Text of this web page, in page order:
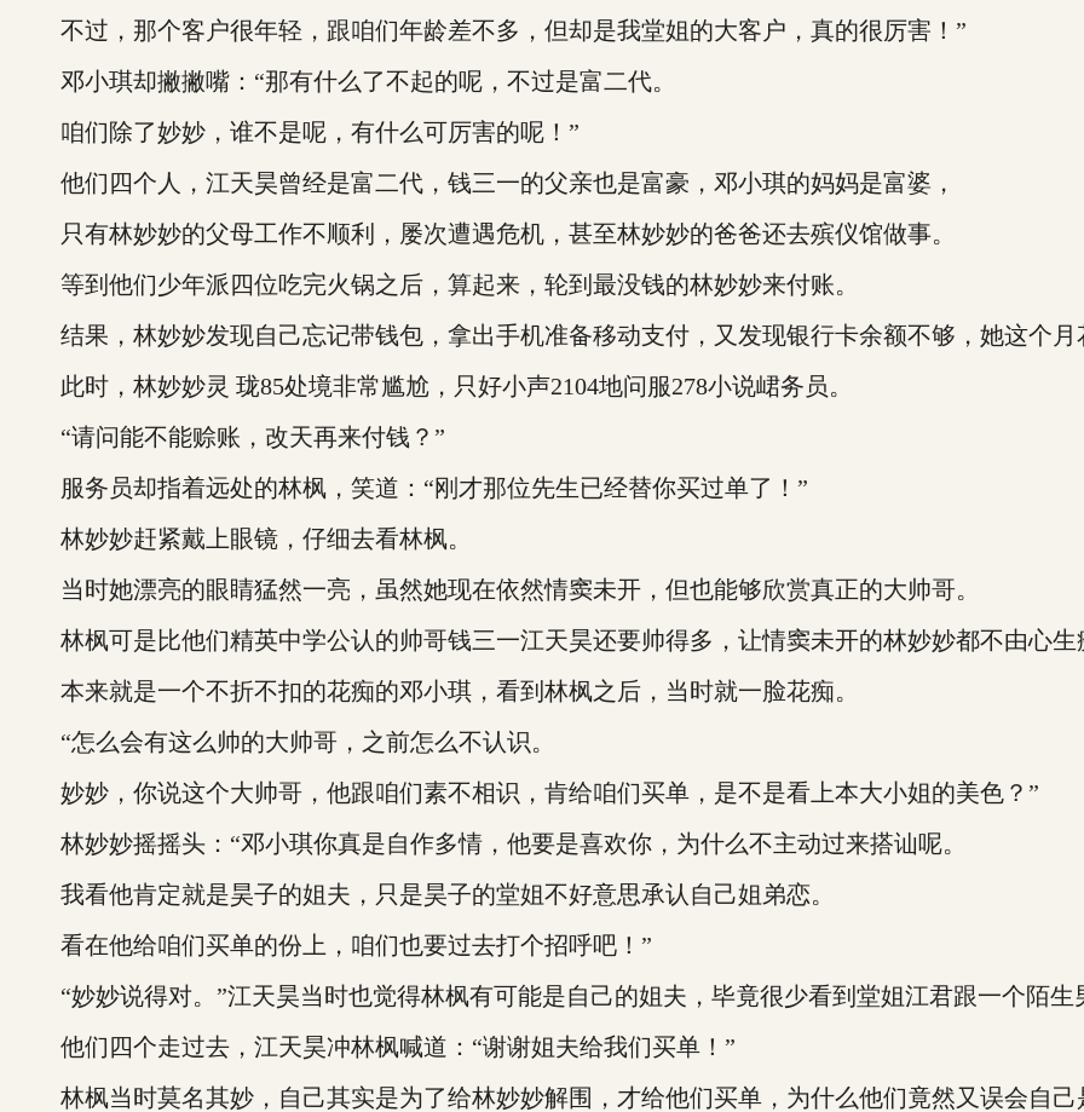
不过，那个客户很年轻，跟咱们年龄差不多，但却是我堂姐的大客户，真的很厉害！”
邓小琪却撇撇嘴：“那有什么了不起的呢，不过是富二代。
咱们除了妙妙，谁不是呢，有什么可厉害的呢！”
他们四个人，江天昊曾经是富二代，钱三一的父亲也是富豪，邓小琪的妈妈是富婆，
只有林妙妙的父母工作不顺利，屡次遭遇危机，甚至林妙妙的爸爸还去殡仪馆做事。
等到他们少年派四位吃完火锅之后，算起来，轮到最没钱的林妙妙来付账。
结果，林妙妙发现自己忘记带钱包，拿出手机准备移动支付，又发现银行卡余额不够，她这个月
此时，林妙妙灵 珑85处境非常尴尬，只好小声2104地问服278小说峮务员。
“请问能不能赊账，改天再来付钱？”
服务员却指着远处的林枫，笑道：“刚才那位先生已经替你买过单了！”
林妙妙赶紧戴上眼镜，仔细去看林枫。
当时她漂亮的眼睛猛然一亮，虽然她现在依然情窦未开，但也能够欣赏真正的大帅哥。
林枫可是比他们精英中学公认的帅哥钱三一江天昊还要帅得多，让情窦未开的林妙妙都不由心生
本来就是一个不折不扣的花痴的邓小琪，看到林枫之后，当时就一脸花痴。
“怎么会有这么帅的大帅哥，之前怎么不认识。
妙妙，你说这个大帅哥，他跟咱们素不相识，肯给咱们买单，是不是看上本大小姐的美色？”
林妙妙摇摇头：“邓小琪你真是自作多情，他要是喜欢你，为什么不主动过来搭讪呢。
我看他肯定就是昊子的姐夫，只是昊子的堂姐不好意思承认自己姐弟恋。
看在他给咱们买单的份上，咱们也要过去打个招呼吧！”
“妙妙说得对。”江天昊当时也觉得林枫有可能是自己的姐夫，毕竟很少看到堂姐江君跟一个陌生
他们四个走过去，江天昊冲林枫喊道：“谢谢姐夫给我们买单！”
林枫当时莫名其妙，自己其实是为了给林妙妙解围，才给他们买单，为什么他们竟然又误会自己